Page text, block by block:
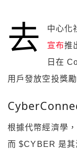
去
中心化
宣布推
日在
用戶發放空投獎勵
根據代幣經濟學
而 $CYBER 是其